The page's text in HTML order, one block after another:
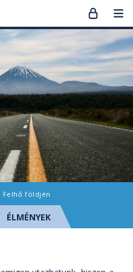
Felhő földjén
ÉLMÉNYEK